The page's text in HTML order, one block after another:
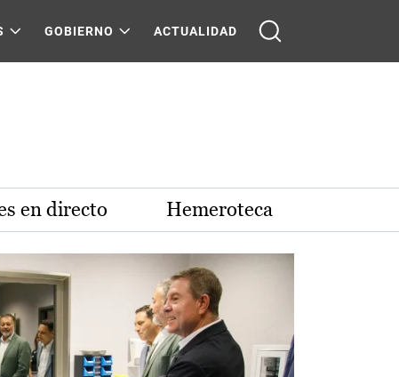
GOBIERNO ACTUALIDAD
en directo Hemeroteca